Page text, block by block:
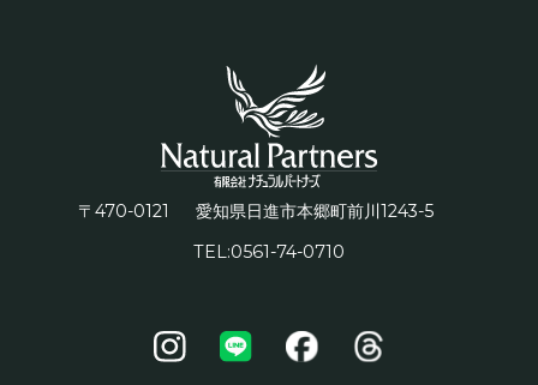
〒470-0121 愛知県日進市本郷町前川 1243-5
TEL:0561-74-0710